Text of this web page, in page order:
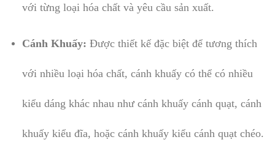
với từng loại hóa chất và yêu cầu sản xuất.
Cánh Khuấy: Được thiết kế đặc biệt để tương thích
với nhiều loại hóa chất, cánh khuấy có thể có nhiều
kiểu dáng khác nhau như cánh khuấy cánh quạt, cánh
khuấy kiểu đĩa, hoặc cánh khuấy kiểu cánh quạt chéo.